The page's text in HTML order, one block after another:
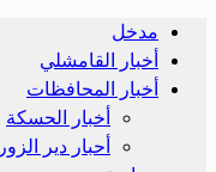
مدخل
أخبار القامشلي
أخبار المحافظات
أخبار الحسكة
أحبار دير الزور